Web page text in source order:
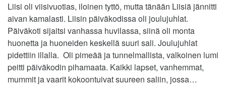
Liisi oli viisivuotias, iloinen tyttö, mutta tänään Liisiä jännitti
aivan kamalasti. Liisin päiväkodissa oli joulujuhlat.
Päiväkoti sijaitsi vanhassa huvilassa, siinä oli monta
huonetta ja huoneiden keskellä suuri sali. Joulujuhlat
pidettiin illalla. Oli pimeää ja tunnelmallista, valkoinen lumi
peitti päiväkodin pihamaata. Kaikki lapset, vanhemmat,
mummit ja vaarit kokoontuivat suureen saliin, jossa…